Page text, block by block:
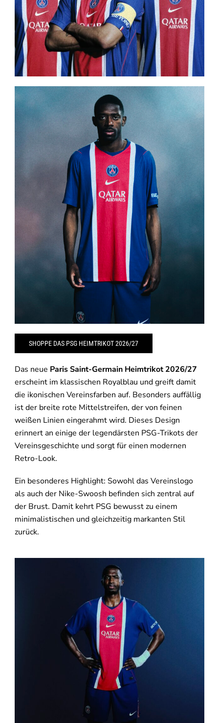
SHOPPE DAS PSG HEIMTRIKOT 2026/27
Das neue Paris Saint-Germain Heimtrikot 2026/27
erscheint im klassischen Royalblau und greift damit
die ikonischen Vereinsfarben auf. Besonders auffällig
ist der breite rote Mittelstreifen, der von feinen
weißen Linien eingerahmt wird. Dieses Design
erinnert an einige der legendärsten PSG-Trikots der
Vereinsgeschichte und sorgt für einen modernen
Retro-Look.
Ein besonderes Highlight: Sowohl das Vereinslogo
als auch der Nike-Swoosh befinden sich zentral auf
der Brust. Damit kehrt PSG bewusst zu einem
minimalistischen und gleichzeitig markanten Stil
zurück.